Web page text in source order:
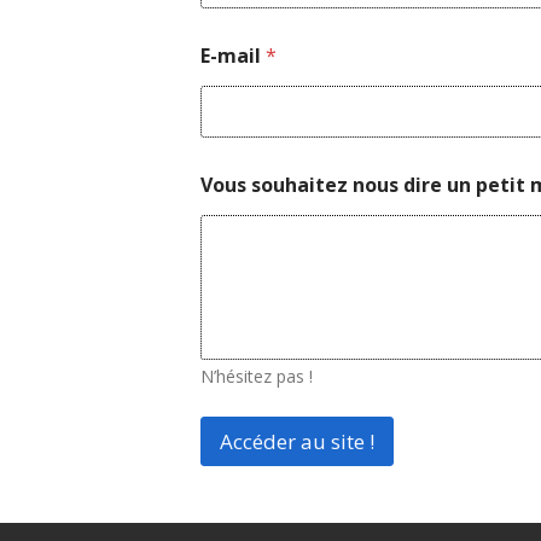
-
m
a
i
*
p
e
t
i
t
E-mail*
Vous souhaitez nous dire un petit
N’hésitez pas !
Accéder au site !